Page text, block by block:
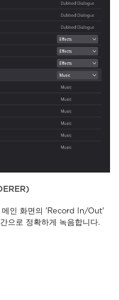
메인 화면의 'Record In/Out'
으로 정확하게 녹음합니다.